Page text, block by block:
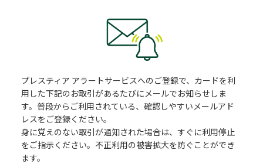
プレスティア アラートサービスへのご登録で、カードを利
用した下記のお取引があるたびにメールでお知らせしま
す。普段からご利用されている、確認しやすいメールアド
レスをご登録ください。
身に覚えのない取引が通知された場合は、すぐに利用停止
をご指示ください。不正利用の被害拡大を防ぐことができ
ます。